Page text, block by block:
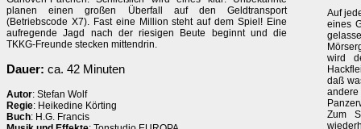
planen einen großen Überfall auf den Geldtransport
(Betriebscode X7). Fast eine Million steht auf dem Spiel! Eine
aufregende Jagd nach der riesigen Beute beginnt und die
TKKG-Freunde stecken mittendrin.
Dauer: ca. 42 Minuten
Autor: Stefan Wolf
Regie: Heikedine Körting
Buch: H.G. Francis
Auf
eines
wird
daß
Zum